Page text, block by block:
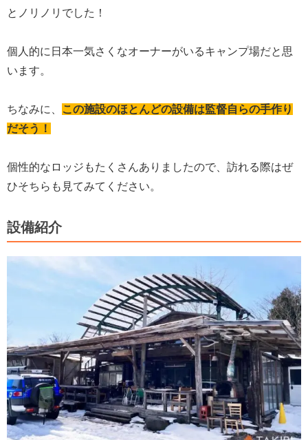
とノリノリでした！
個人的に日本一気さくなオーナーがいるキャンプ場だと思
います。
ちなみに、
この施設のほとんどの設備は監督自らの手作り
だそう！
個性的なロッジもたくさんありましたので、訪れる際はぜ
ひそちらも見てみてください。
設備紹介